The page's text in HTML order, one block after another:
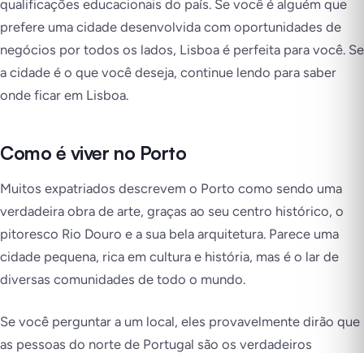
qualificações educacionais do país. Se você é alguém que
prefere uma cidade desenvolvida com oportunidades de
negócios por todos os lados, Lisboa é perfeita para você. Se
a cidade é o que você deseja, continue lendo para saber
onde ficar em Lisboa.
Como é viver no Porto
Muitos expatriados descrevem o Porto como sendo uma
verdadeira obra de arte, graças ao seu centro histórico, o
pitoresco Rio Douro e a sua bela arquitetura. Parece uma
cidade pequena, rica em cultura e história, mas é o lar de
diversas comunidades de todo o mundo.
Se você perguntar a um local, eles provavelmente dirão que
as pessoas do norte de Portugal são os verdadeiros